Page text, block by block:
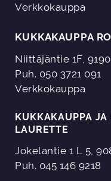
Verkkokauppa
KUKKAKAUPPA
Niittäjäntie 1F,
Puh. 050 3721 091
Verkkokauppa
KUKKAKAUPPA
LAURETTE
Jokelantie 1 L 5,
Puh. 045 146 9218